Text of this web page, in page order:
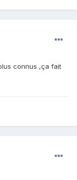
connus ,ça fait